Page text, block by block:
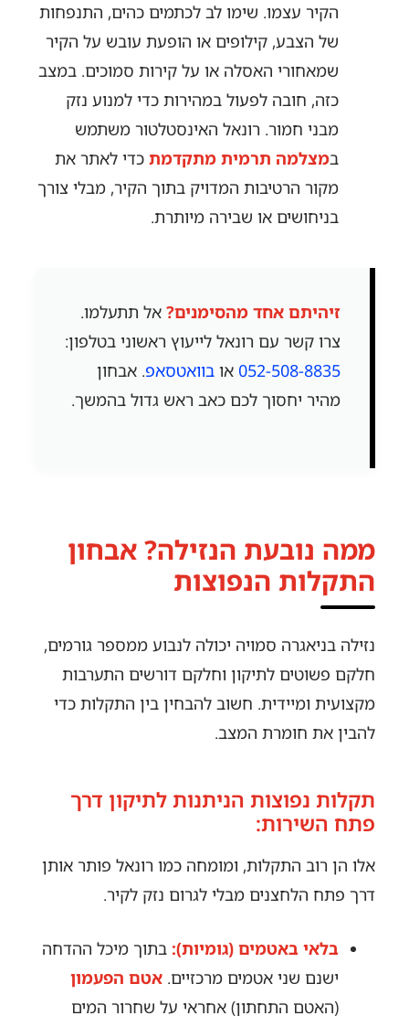
הקיר עצמו. שימו לב לכתמים כהים, התנפחות
של הצבע, קילופים או הופעת עובש על הקיר
שמאחורי האסלה או על קירות סמוכים. במצב
כזה, חובה לפעול במהירות כדי למנוע נזק
מבני חמור. רונאל האינסטלטור משתמש
במצלמה תרמית מתקדמתכדי לאתר את
מקור הרטיבות המדויק בתוך הקיר, מבלי צורך
בניחושים או שבירה מיותרת.
זיהיתם אחד מהסימנים?אל תתעלמו.
צרו קשר עם רונאל לייעוץ ראשוני בטלפון:
052-508-8835 או בוואטסאפ. אבחון
מהיר יחסוך לכם כאב ראש גדול בהמשך.
ממה נובעת הנזילה? אבחון
התקלות הנפוצות
נזילה בניאגרה סמויה יכולה לנבוע ממספר גורמים,
חלקם פשוטים לתיקון וחלקם דורשים התערבות
מקצועית ומיידית. חשוב להבחין בין התקלות כדי
להבין את חומרת המצב.
תקלות נפוצות הניתנות לתיקון דרך
פתח השירות:
אלו הן רוב התקלות, ומומחה כמו רונאל פותר אותן
דרך פתח הלחצנים מבלי לגרום נזק לקיר.
בלאי באטמים (גומיות): בתוך מיכל ההדחה
ישנם שני אטמים מרכזיים. אטם הפעמון
(האטם התחתון) אחראי על שחרור המים